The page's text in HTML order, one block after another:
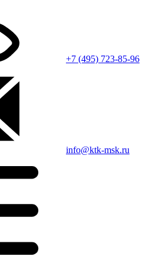
+7 (495) 723-85-96
info@ktk-msk.ru